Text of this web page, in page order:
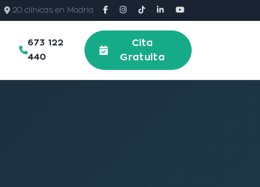
20 clínicas en Madrid
673 122
440
Cita
Gratuita